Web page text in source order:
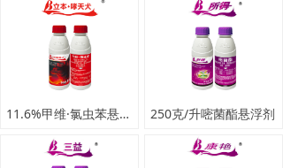
11.6%甲维·氯虫苯悬浮剂 250克/升嘧菌酯悬浮剂